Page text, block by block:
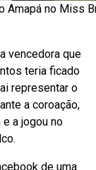
no Miss
vencedora que
teria ficado
representar o
a coroação,
a jogou no
de uma